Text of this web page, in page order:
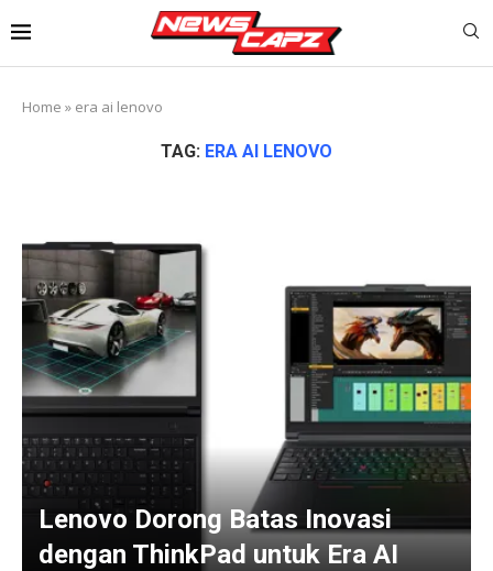
Home » era ai lenovo
TAG: ERA AI LENOVO
Lenovo Dorong Batas Inovasi
dengan ThinkPad untuk Era AI